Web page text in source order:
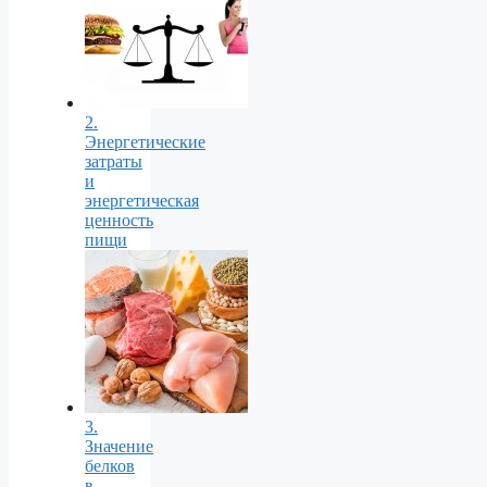
2.
Энергетические
затраты
и
энергетическая
ценность
пищи
3.
Значение
белков